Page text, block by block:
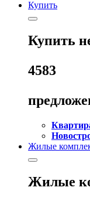
Купить
Купить
4583
Жилые
Жилые